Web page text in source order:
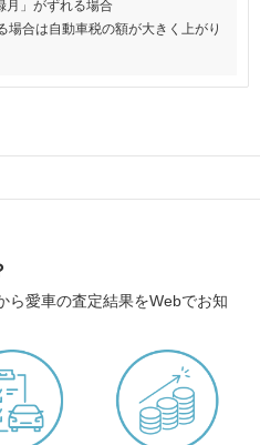
月」がずれる場合
場合は自動車税の額が大きく上がり
ら愛車の査定結果をWebでお知